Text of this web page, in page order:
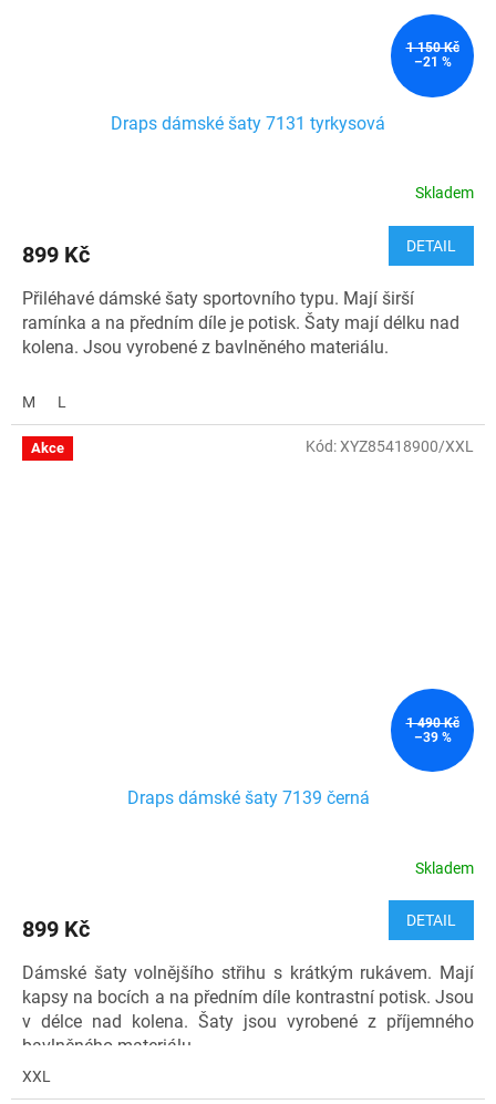
1 150 Kč
–21 %
Draps dámské šaty 7131 tyrkysová
Skladem
899 Kč DETAIL
Přiléhavé dámské šaty sportovního typu. Mají širší
ramínka a na předním díle je potisk. Šaty mají délku nad
kolena. Jsou vyrobené z bavlněného materiálu.
Materiál: 90 % bavlna, 10 % elastan
M L
Akce
1 490 Kč
–39 %
Draps dámské šaty 7139 černá
Skladem
899 Kč DETAIL
Dámské šaty volnějšího střihu s krátkým rukávem. Mají
kapsy na bocích a na předním díle kontrastní potisk. Jsou
v délce nad kolena. Šaty jsou vyrobené z příjemného
bavlněného materiálu.
XXL
Kód:XYZ85418900/XXL